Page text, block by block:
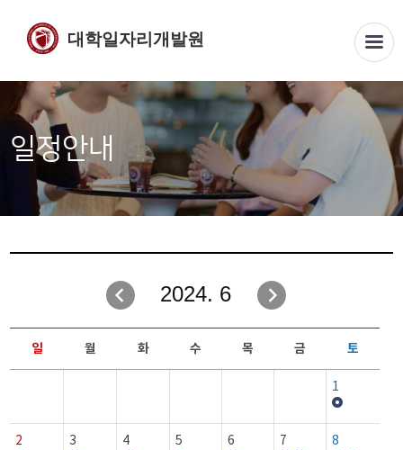
대학일자리개발원
일정안내
2024. 6
일 월 화 수 목 금 토
1
2 3 4 5 6 7 8